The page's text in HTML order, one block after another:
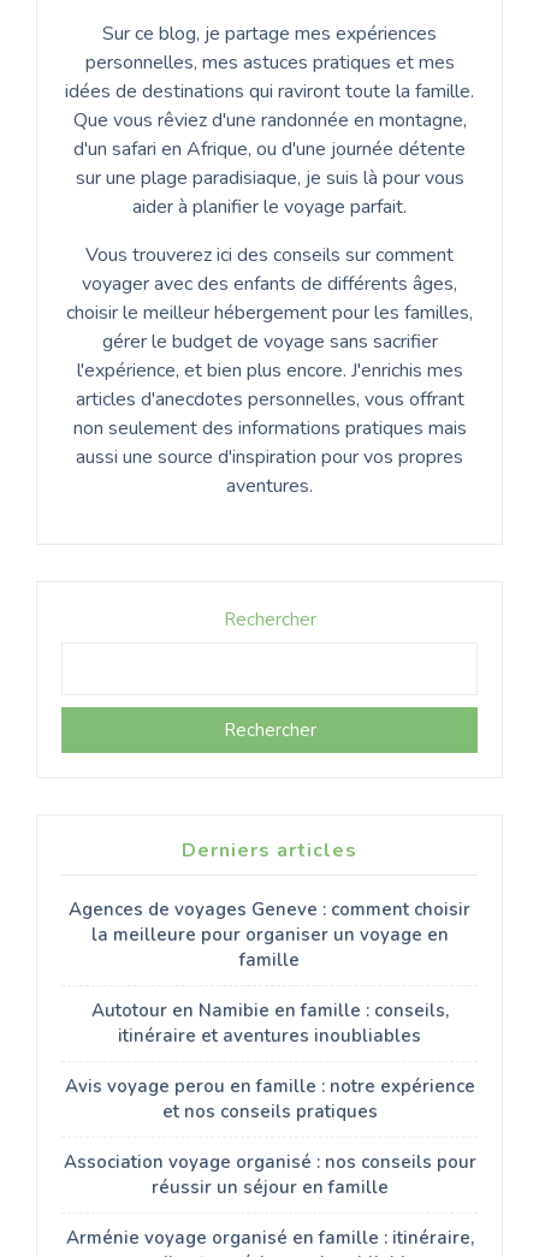
Sur ce blog, je partage mes expériences
personnelles, mes astuces pratiques et mes
idées de destinations qui raviront toute la famille.
Que vous rêviez d'une randonnée en montagne,
d'un safari en Afrique, ou d'une journée détente
sur une plage paradisiaque, je suis là pour vous
aider à planifier le voyage parfait.
Vous trouverez ici des conseils sur comment
voyager avec des enfants de différents âges,
choisir le meilleur hébergement pour les familles,
gérer le budget de voyage sans sacrifier
l'expérience, et bien plus encore. J'enrichis mes
articles d'anecdotes personnelles, vous offrant
non seulement des informations pratiques mais
aussi une source d'inspiration pour vos propres
aventures.
Rechercher
Rechercher
Derniers articles
Agences de voyages Geneve : comment choisir
la meilleure pour organiser un voyage en
famille
Autotour en Namibie en famille : conseils,
itinéraire et aventures inoubliables
Avis voyage perou en famille : notre expérience
et nos conseils pratiques
Association voyage organisé : nos conseils pour
réussir un séjour en famille
Arménie voyage organisé en famille : itinéraire,